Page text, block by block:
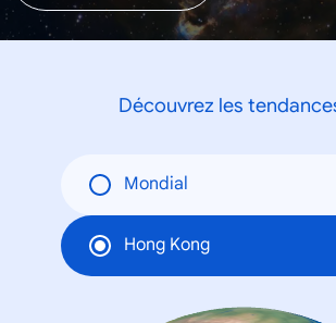
Découvrez les
Mondial
Hong Kong